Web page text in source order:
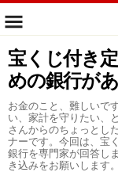
宝くじ付き
めの銀行が
お金のこと、難しいで
い、家計を守りたい、
さんからのちょっとし
ナーです。今回は、宝
銀行を専門家が回答し
き込みをお願いします。